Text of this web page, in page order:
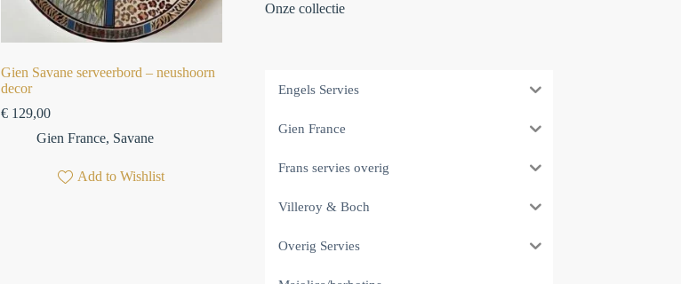
Gien Savane serveerbord – neushoorn
decor⁠
€129,00
Gien France, Savane
Add to Wishlist
Onze collectie
Engels Servies
Gien France
Frans servies overig
Villeroy & Boch
Overig Servies